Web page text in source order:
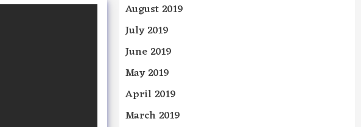
August 2019
July 2019
June 2019
May 2019
April 2019
March 2019